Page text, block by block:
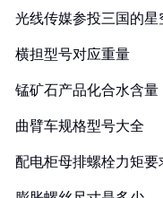
光线传媒参投三国的星
横担型号对应重量
锰矿石产品化合水含量
曲臂车规格型号大全
配电柜母排螺栓力矩